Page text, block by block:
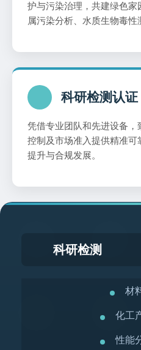
护与污染治理，共建绿色
属污染分析、水质生物毒性
科研检测认证
凭借专业团队和先进设备
控制及市场准入提供精准
提升与合规发展。
科研检测
材
化工
性能